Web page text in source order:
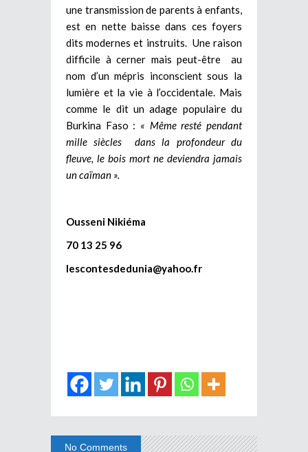
une transmission de parents à enfants,
est en nette baisse dans ces foyers
dits modernes et instruits. Une raison
difficile à cerner mais peut-être au
nom d’un mépris inconscient sous la
lumière et la vie à l’occidentale. Mais
comme le dit un adage populaire du
Burkina Faso : « Même resté pendant
mille siècles dans la profondeur du
fleuve, le bois mort ne deviendra jamais
un caïman ».
Ousseni Nikiéma
70 13 25 96
lescontesdedunia@yahoo.fr
No Comments